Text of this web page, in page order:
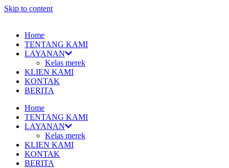
Skip to content
Home
TENTANG KAMI
LAYANAN
Kelas merek
KLIEN KAMI
KONTAK
BERITA
Home
TENTANG KAMI
LAYANAN
Kelas merek
KLIEN KAMI
KONTAK
BERITA